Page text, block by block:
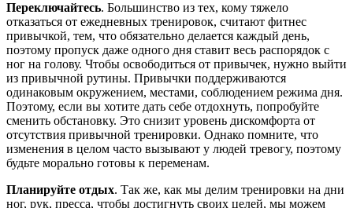
Переключайтесь. Большинство из тех, кому тяжело
отказаться от ежедневных тренировок, считают фитнес
привычкой, тем, что обязательно делается каждый день,
поэтому пропуск даже одного дня ставит весь распорядок с
ног на голову. Чтобы освободиться от привычек, нужно выйти
из привычной рутины. Привычки поддерживаются
одинаковым окружением, местами, соблюдением режима дня.
Поэтому, если вы хотите дать себе отдохнуть, попробуйте
сменить обстановку. Это снизит уровень дискомфорта от
отсутствия привычной тренировки. Однако помните, что
изменения в целом часто вызывают у людей тревогу, поэтому
будьте морально готовы к переменам.
Планируйте отдых. Так же, как мы делим тренировки на дни
ног, рук, пресса, чтобы достигнуть своих целей, мы можем